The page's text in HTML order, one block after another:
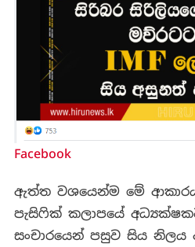
Facebook
ඇත්ත වශයෙන්ම මේ
පැසිෆික් කලාපයේ
සංචාරයෙන් පසුව සිය නිලය